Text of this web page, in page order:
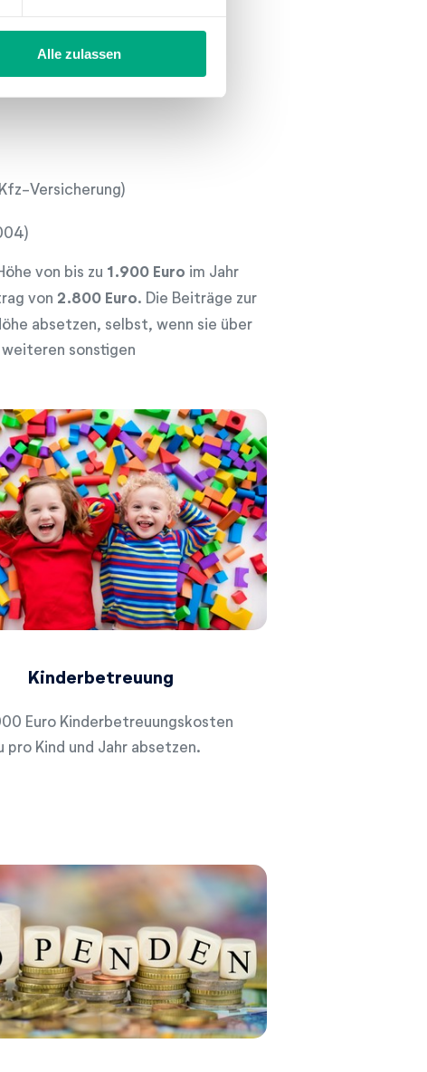
Alle zulassen
von der Steuer absetzen. Dazu
Versicherung)
von bis zu 1.900 Euro im Jahr
von 2.800 Euro. Die Beiträge zur
absetzen, selbst, wenn sie über
sonstigen
Kinderbetreuung
Euro Kinderbetreuungskosten
pro Kind und Jahr absetzen.